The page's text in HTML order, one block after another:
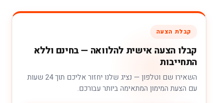
קבלת הצעה
קבלו הצעה אישית להלוואה — בחינם וללא
התחייבות
השאירו שם וטלפון — נציג שלנו יחזור אליכם תוך 24 שעות
עם הצעת המימון המתאימה ביותר עבורכם.